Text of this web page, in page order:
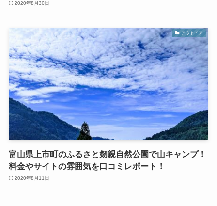
2020年8月30日
アウトドア
富山県上市町のふるさと剱親自然公園で山キャンプ！
料金やサイトの雰囲気を口コミレポート！
2020年8月11日